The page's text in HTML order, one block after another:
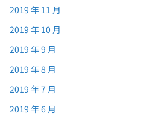
2019 年 11 月
2019 年 10 月
2019 年 9 月
2019 年 8 月
2019 年 7 月
2019 年 6 月